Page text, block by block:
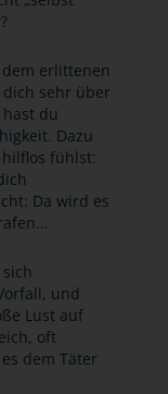
erlittenen
sehr über
du
Dazu
fühlst:
Da wird es
und
Lust auf
oft
dem Täter